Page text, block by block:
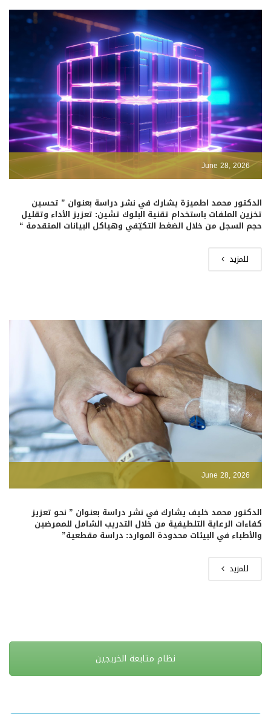
June 28, 2026
الدكتور محمد اطميزة يشارك في نشر دراسة بعنوان ” تحسين
تخزين الملفات باستخدام تقنية البلوك تشين: تعزيز الأداء وتقليل
حجم السجل من خلال الضغط التكيّفي وهياكل البيانات المتقدمة “
للمزيد
June 28, 2026
الدكتور محمد خليف يشارك في نشر دراسة بعنوان ” نحو تعزيز
كفاءات الرعاية التلطيفية من خلال التدريب الشامل للممرضين
والأطباء في البيئات محدودة الموارد: دراسة مقطعية”
للمزيد
نظام متابعة الخريجين